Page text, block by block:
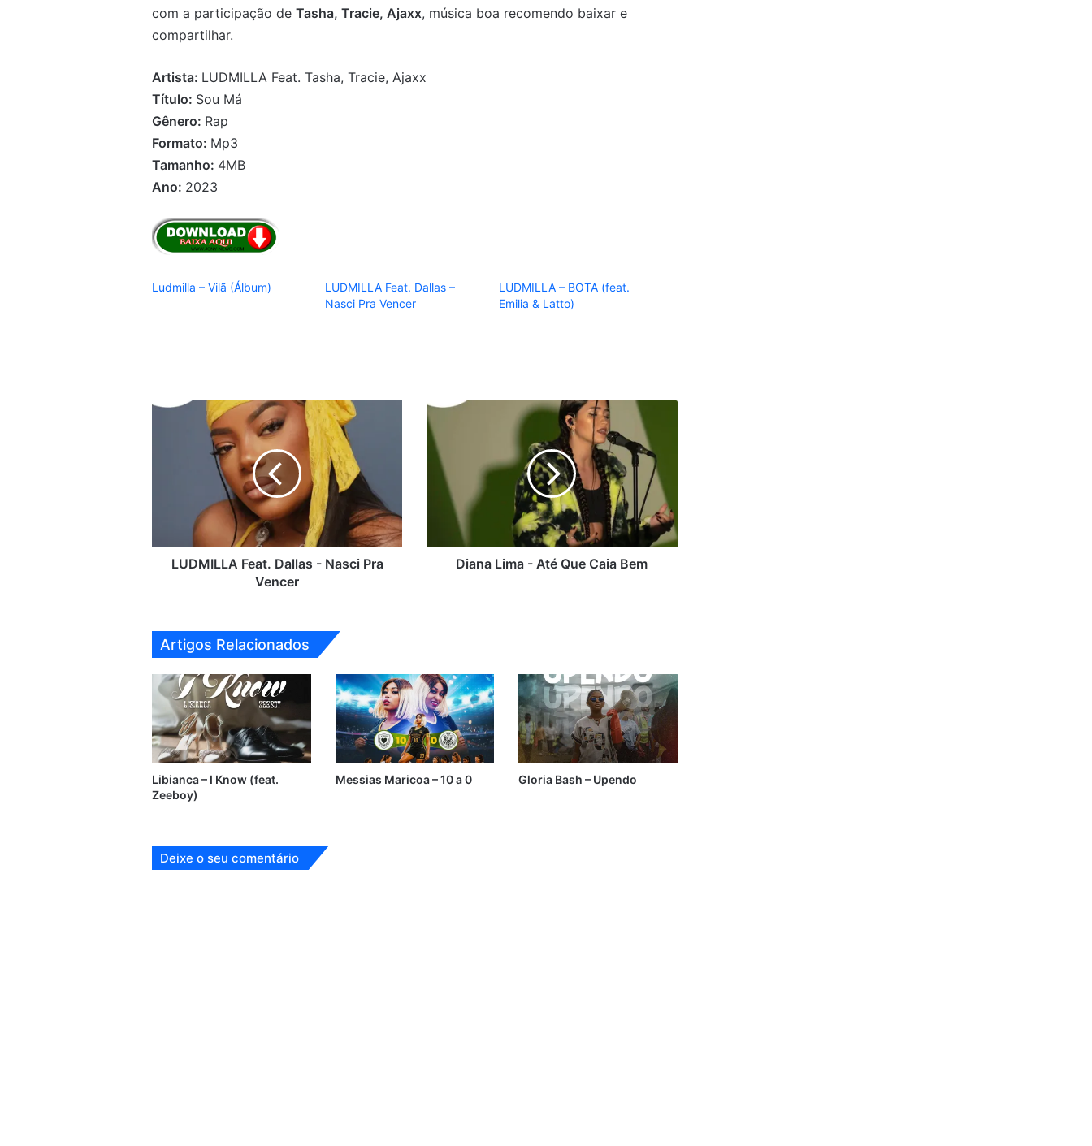
com a participação de Tasha, Tracie, Ajaxx, música boa recomendo baixar e
compartilhar.
Artista: LUDMILLA Feat. Tasha, Tracie, Ajaxx
Título: Sou Má
Gênero: Rap
Formato: Mp3
Tamanho: 4MB
Ano: 2023
Ludmilla – Vilã (Álbum)
LUDMILLA Feat. Dallas –
Nasci Pra Vencer
LUDMILLA – BOTA (feat.
Emilia & Latto)
LUDMILLA
LUDMILLA Feat. Dallas - Nasci Pra
Vencer
Diana
Lima
Até
Que
Diana Lima - Até Que Caia Bem
Artigos Relacionados
Libianca – I Know (feat.
Zeeboy)
Messias Maricoa – 10 a 0 Gloria Bash – Upendo
Deixe o seu comentário